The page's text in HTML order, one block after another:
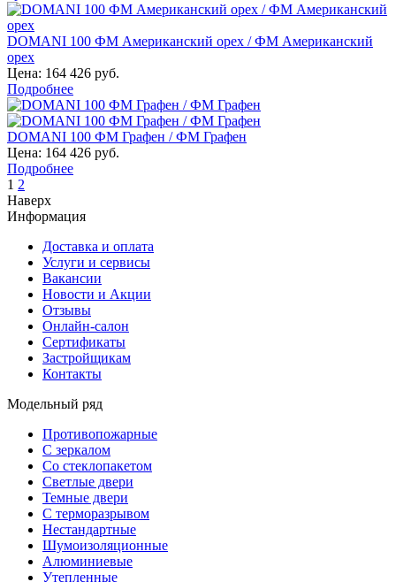
DOMANI 100 ФМ Американский орех / ФМ Американский
орех
Цена: 164 426 руб.
Подробнее
DOMANI 100 ФМ Графен / ФМ Графен
Цена: 164 426 руб.
Подробнее
1 2
Наверх
Информация
Доставка и оплата
Услуги и сервисы
Вакансии
Новости и Акции
Отзывы
Онлайн-салон
Сертификаты
Застройщикам
Контакты
Модельный ряд
Противопожарные
С зеркалом
Со стеклопакетом
Светлые двери
Темные двери
С терморазрывом
Нестандартные
Шумоизоляционные
Алюминиевые
Утепленные